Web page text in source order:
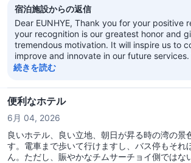
宿泊施設からの返信
Dear EUNHYE, Thank you for your positive
your recognition is our greatest honor and
tremendous motivation. It will inspire us to
improve and innovate in our future
to your next visit! Best wishes! Regal
続きを読む
便利なホテル
6月 04, 2026
良いホテル、良い立地、朝日が昇る時の湾の景
す。電車まで歩いて行けますし、バス停もそれ
ん。ただし、賑やかなチムサーチョイ側ではな